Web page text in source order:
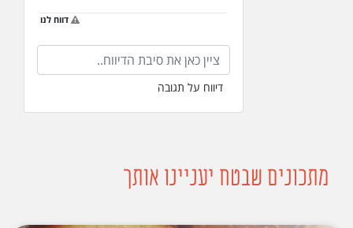
דווח לנו
דיווח על תגובה
מתכונים שבטח יעניינו אותך